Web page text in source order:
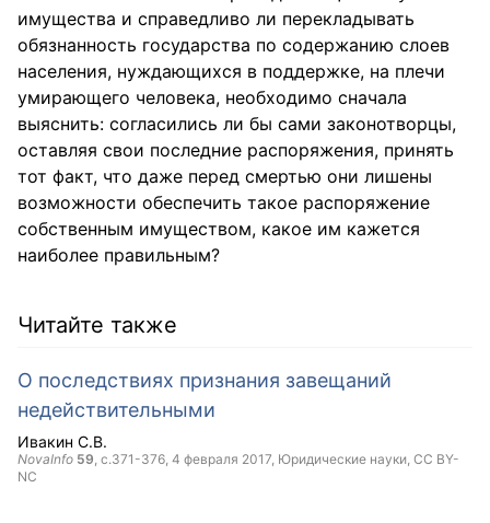
имущества и справедливо ли перекладывать
обязнанность государства по содержанию слоев
населения, нуждающихся в поддержке, на плечи
умирающего человека, необходимо сначала
выяснить: согласились ли бы сами законотворцы,
оставляя свои последние распоряжения, принять
тот факт, что даже перед смертью они лишены
возможности обеспечить такое распоряжение
собственным имуществом, какое им кажется
наиболее правильным?
Читайте также
О последствиях признания завещаний
недействительными
Ивакин С.В.
NovaInfo 59, с.371-376, 4 февраля 2017, Юридические науки, CC BY-
NC